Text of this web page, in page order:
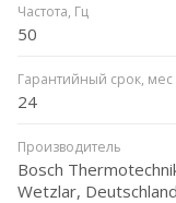
Частота, Гц
50
Гарантийный срок, мес
24
Производитель
Bosch
Wetzlar,